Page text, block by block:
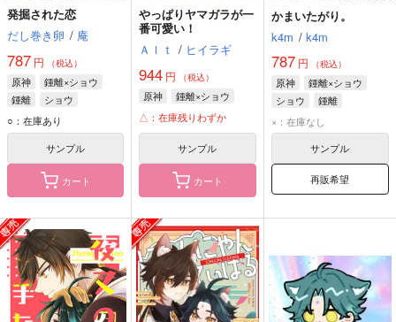
発掘された恋
だし巻き卵 / 庵
787 円 （税込）
原神
鍾離×ショウ
鍾離
ショウ
○：在庫あり
サンプル
カート
やっぱりヤマガラが一
番可愛い！
Ａｌｔ / ヒイラギ
944 円 （税込）
原神
鍾離×ショウ
△：在庫残りわずか
サンプル
カート
かまいたがり。
k4m / k4m
787円 （税込）
原神
鍾離×ショウ
ショウ
鍾離
×：在庫なし
サンプル
再販希望